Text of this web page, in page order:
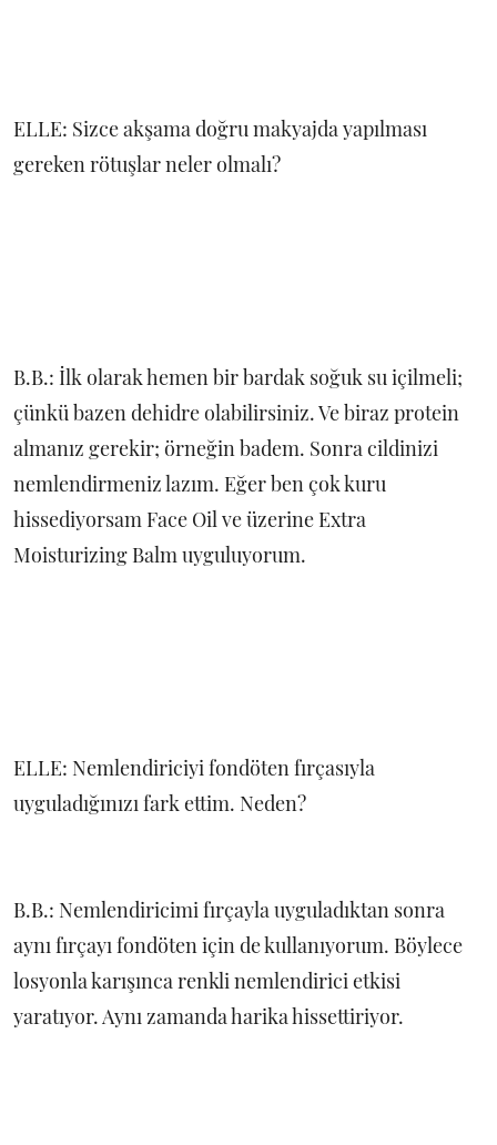
ELLE: Sizce akşama doğru makyajda yapılması
gereken rötuşlar neler olmalı?
B.B.: İlk olarak hemen bir bardak soğuk su içilmeli;
çünkü bazen dehidre olabilirsiniz. Ve biraz protein
almanız gerekir; örneğin badem. Sonra cildinizi
nemlendirmeniz lazım. Eğer ben çok kuru
hissediyorsam Face Oil ve üzerine Extra
Moisturizing Balm uyguluyorum.
ELLE: Nemlendiriciyi fondöten fırçasıyla
uyguladığınızı fark ettim. Neden?
B.B.: Nemlendiricimi fırçayla uyguladıktan sonra
aynı fırçayı fondöten için de kullanıyorum. Böylece
losyonla karışınca renkli nemlendirici etkisi
yaratıyor. Aynı zamanda harika hissettiriyor.